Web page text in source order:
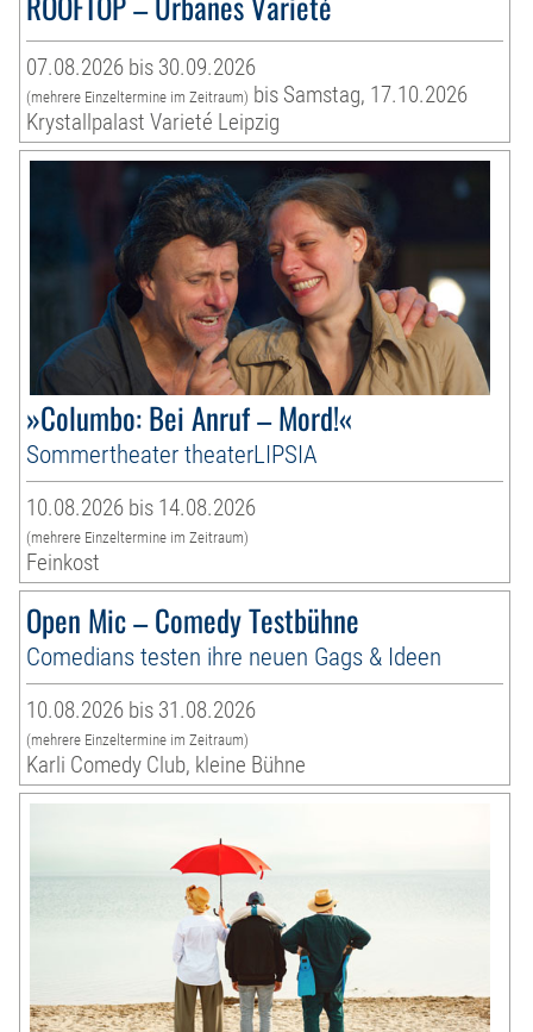
07.08.2026 bis 30.09.2026
(mehrere Einzeltermine im Zeitraum) bis Samstag, 17.10.2026
Krystallpalast Varieté Leipzig
»Columbo: Bei Anruf – Mord!«
Sommertheater theaterLIPSIA
10.08.2026 bis 14.08.2026
(mehrere Einzeltermine im Zeitraum)
Feinkost
Open Mic – Comedy Testbühne
Comedians testen ihre neuen Gags & Ideen
10.08.2026 bis 31.08.2026
(mehrere Einzeltermine im Zeitraum)
Karli Comedy Club, kleine Bühne